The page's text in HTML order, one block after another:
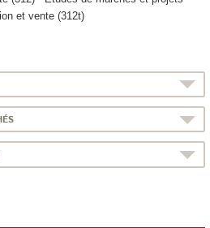
et vente (312t)